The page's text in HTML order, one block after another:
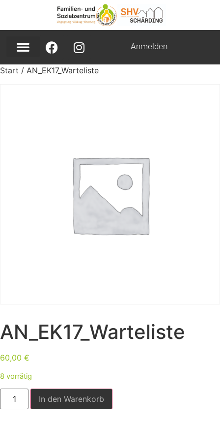
Anmelden
Start / AN_EK17_Warteliste
AN_EK17_Warteliste
60,00 €
8 vorrätig
In den Warenkorb